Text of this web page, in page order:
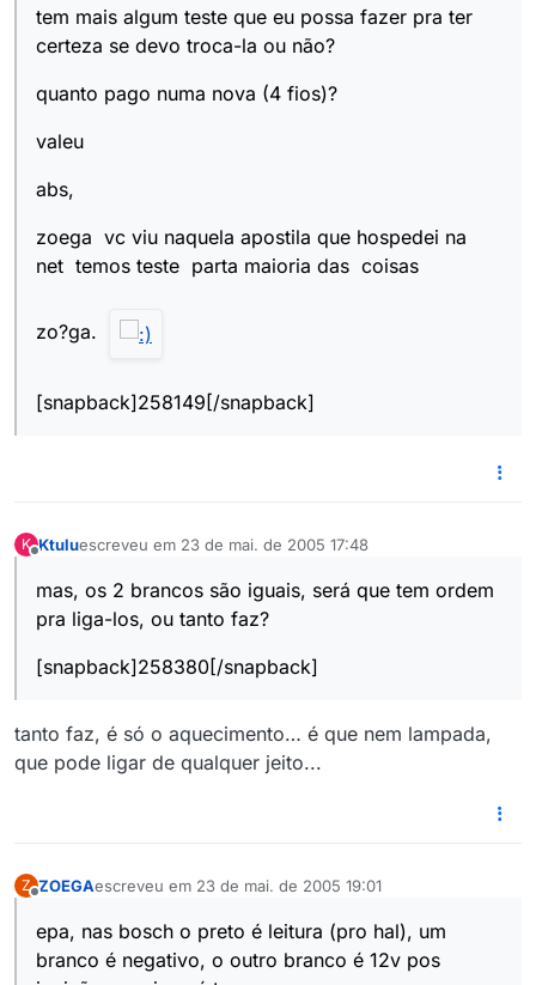
tem mais algum teste que eu possa fazer pra ter
certeza se devo troca-la ou não?
quanto pago numa nova (4 fios)?
valeu
abs,
zoega vc viu naquela apostila que hospedei na
net temos teste parta maioria das coisas
zo?ga.
[snapback]258149[/snapback]
K Ktuluescreveu em 23 de mai. de 2005 17:48
última edição por
mas, os 2 brancos são iguais, será que tem ordem
pra liga-los, ou tanto faz?
[snapback]258380[/snapback]
tanto faz, é só o aquecimento… é que nem lampada,
que pode ligar de qualquer jeito...
Z ZOEGAescreveu em 23 de mai. de 2005 19:01
última edição por
epa, nas bosch o preto é leitura (pro hal), um
branco é negativo, o outro branco é 12v pos